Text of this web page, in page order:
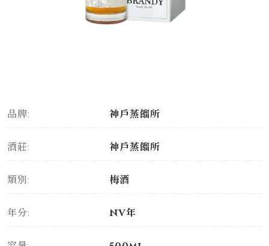
品牌: 神戶蒸餾所
酒莊: 神戶蒸餾所
類別: 梅酒
年分: NV年